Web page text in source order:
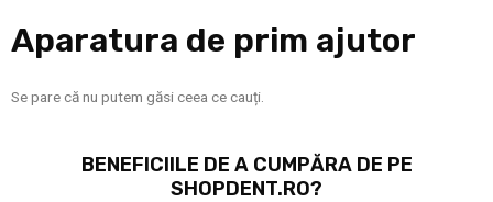
Aparatura de prim ajutor
Se pare că nu putem găsi ceea ce cauți.
BENEFICIILE DE A CUMPĂRA DE PE
SHOPDENT.RO?